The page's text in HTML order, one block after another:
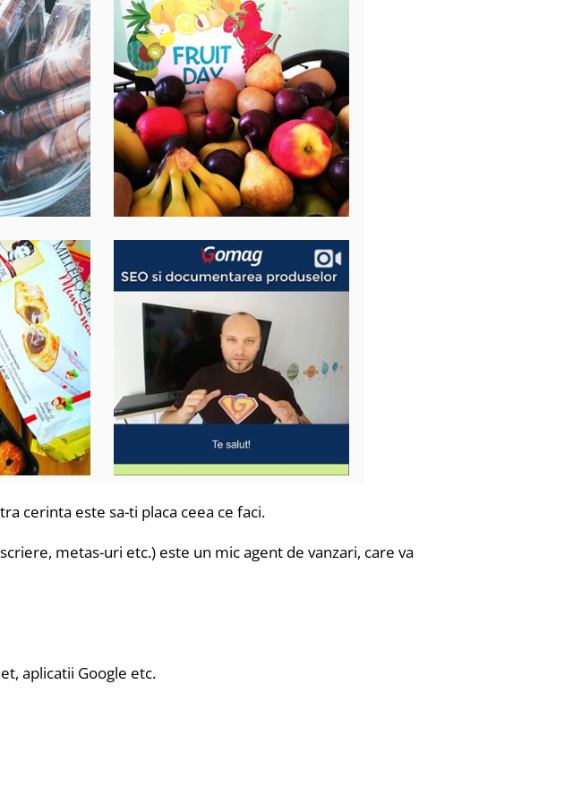
cerinta este sa-ti placa ceea ce faci.
metas-uri etc.) este un mic agent de vanzari, care va
aplicatii Google etc.